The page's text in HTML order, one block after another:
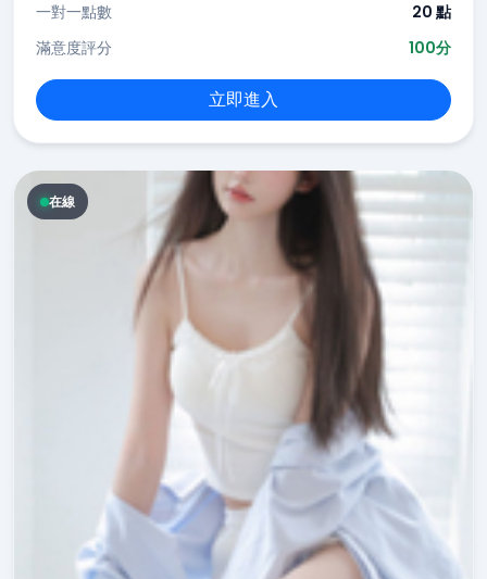
一對一點數
20 點
滿意度評分
100分
立即進入
在線